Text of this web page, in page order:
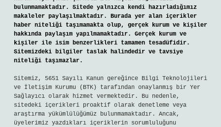
bulunmamaktadır. Sitede yalnızca kendi hazırladığımız
makaleler paylaşılmaktadır. Burada yer alan içerikler
haber niteliği taşımamakta olup, gerçek kurum ve kişiler
hakkında paylaşım yapılmamaktadır. Gerçek kurum ve
kişiler ile isim benzerlikleri tamamen tesadüfidir.
Sitemizdeki bilgiler taslak halindedir ve tavsiye
niteliği taşımazlar.
Sitemiz, 5651 Sayılı Kanun gereğince Bilgi Teknolojileri
ve İletişim Kurumu (BTK) tarafından onaylanmış bir Yer
Sağlayıcı olarak hizmet vermektedir. Bu nedenle,
sitedeki içerikleri proaktif olarak denetleme veya
araştırma yükümlülüğümüz bulunmamaktadır. Ancak,
üyelerimiz yazdıkları içeriklerin sorumluluğunu